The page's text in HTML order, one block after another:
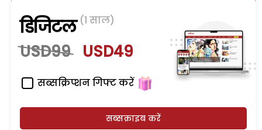
डिजिटल (1 साल)
USD99 USD49
सब्सक्रिप्शन गिफ्ट करें
सब्सक्राइब करें